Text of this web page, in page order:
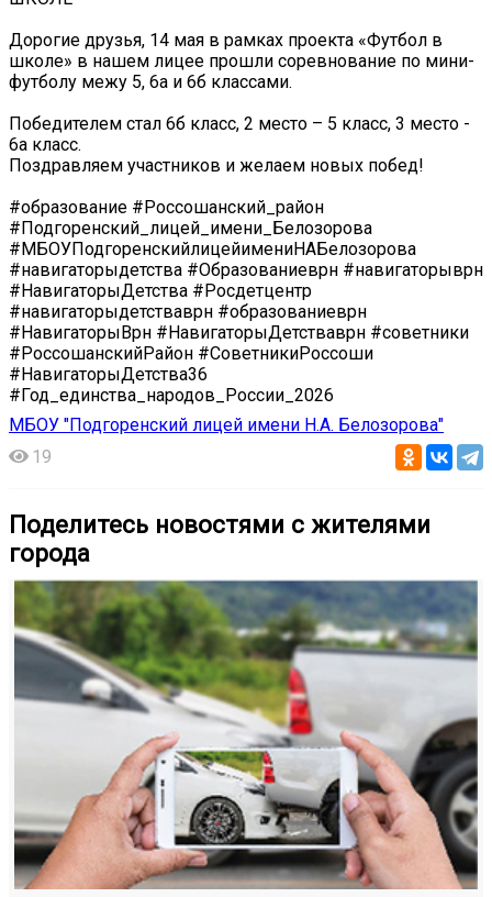
Дорогие друзья, 14 мая в рамках проекта «Футбол в
школе» в нашем лицее прошли соревнование по мини-
футболу межу 5, 6а и 6б классами.
Победителем стал 6б класс, 2 место – 5 класс, 3 место -
6а класс.
Поздравляем участников и желаем новых побед!
#образование #Россошанский_район
#Подгоренский_лицей_имени_Белозорова
#МБОУПодгоренскийлицейимениНАБелозорова
#навигаторыдетства #Образованиеврн #навигаторыврн
#НавигаторыДетства #Росдетцентр
#навигаторыдетстваврн #образованиеврн
#НавигаторыВрн #НавигаторыДетстваврн #советники
#РоссошанскийРайон #СоветникиРоссоши
#НавигаторыДетства36
#Год_единства_народов_России_2026
МБОУ "Подгоренский лицей имени Н.А. Белозорова"
19
Поделитесь новостями с жителями
города